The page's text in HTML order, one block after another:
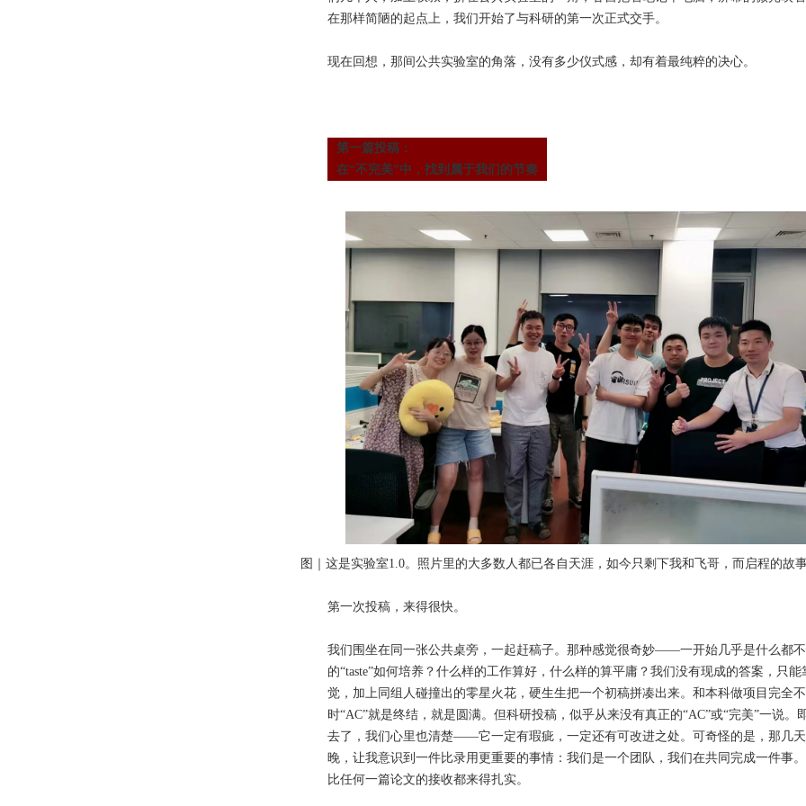
在那样简陋的起点上，我们开始了与科研的第一次正式交手。
现在回想，那间公共实验室的角落，没有多少仪式感，却有着最纯粹的决心。
第一篇投稿：
在“不完美”中，找到属于我们的节奏
图｜这是实验室1.0。照片里的大多数人都已各自天涯，如今只剩下我和飞哥，而启程的故
第一次投稿，来得很快。
我们围坐在同一张公共桌旁，一起赶稿子。那种感觉很奇妙——一开始几乎是什么都
的“taste”如何培养？什么样的工作算好，什么样的算平庸？我们没有现成的答案，只能
觉，加上同组人碰撞出的零星火花，硬生生把一个初稿拼凑出来。和本科做项目完全
时“AC”就是终结，就是圆满。但科研投稿，似乎从来没有真正的“AC”或“完美”一说。
去了，我们心里也清楚——它一定有瑕疵，一定还有可改进之处。可奇怪的是，那几
晚，让我意识到一件比录用更重要的事情：我们是一个团队，我们在共同完成一件事
比任何一篇论文的接收都来得扎实。